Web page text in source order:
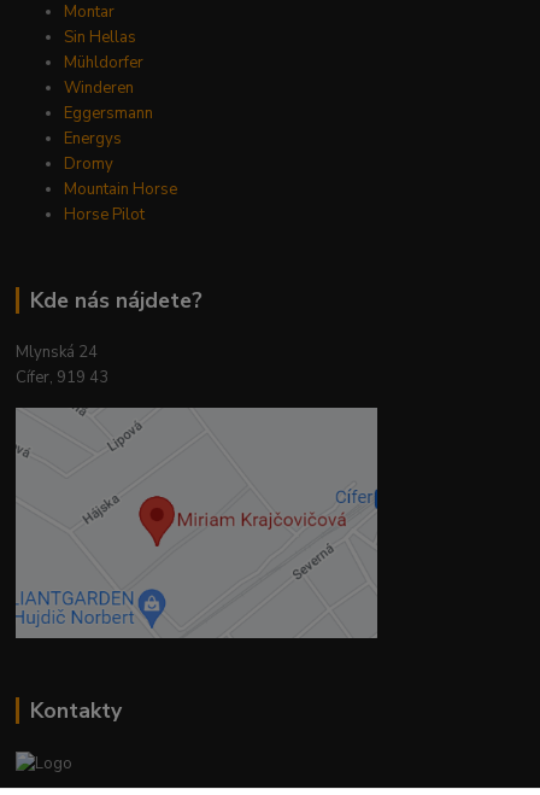
Montar
Sin Hellas
Mühldorfer
Winderen
Eggersmann
Energys
Dromy
Mountain Horse
Horse Pilot
Kde nás nájdete?
Mlynská 24
Cífer, 919 43
Kontakty